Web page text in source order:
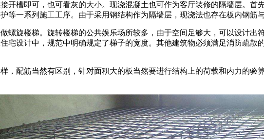
开槽即可，也可看灰的大小。现浇混凝土也可作为客厅装修的隔墙层。
等一系列施工工序。由于采用钢结构作为隔墙层，现浇法也存在板内钢筋
螺旋楼梯。旋转楼梯的公共娱乐场所较多，由于空间足够大，可以设计
宅设计中，规范中明确规定了梯子的宽度。其他建筑物必须满足消防疏
，配筋当然有区别，针对面积大的板当然要进行结构上的荷载和内力的